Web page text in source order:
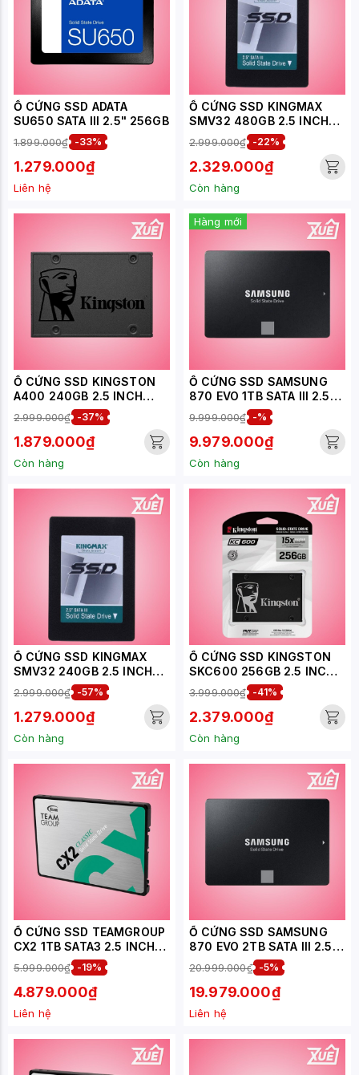
Ổ CỨNG SSD ADATA
SU650 SATA III 2.5" 256GB
1.899.000₫ -33%
1.279.000₫
Liên hệ
Ổ CỨNG SSD KINGMAX
SMV32 480GB 2.5 INCH
SATA3 (ĐỌC 500MB/S -
GHI 480MB/S) -
(KM480GSMV32)
2.999.000₫ -22%
2.329.000₫
Còn hàng
Ổ CỨNG SSD KINGSTON
A400 240GB 2.5 INCH
SATA3 (ĐỌC 500MB/S -
GHI 450MB/S) -
(SA400S37/240G)
2.999.000₫ -37%
1.879.000₫
Còn hàng
Hàng mới
Ổ CỨNG SSD SAMSUNG
870 EVO 1TB SATA III 2.5
INCH ( ĐỌC 560MB/S -
GHI 530MB/S) - (MZ-
77E1T0BW)
9.999.000₫ -%
9.979.000₫
Còn hàng
Ổ CỨNG SSD KINGMAX
SMV32 240GB 2.5 INCH
SATA3 (ĐỌC 500MB/S -
GHI 410MB/S)
2.999.000₫ -57%
1.279.000₫
Còn hàng
Ổ CỨNG SSD KINGSTON
SKC600 256GB 2.5 INCH
SATA3 (ĐỌC 550MB/S -
GHI 500MB/S) -
(KC600/256GB)
3.999.000₫ -41%
2.379.000₫
Còn hàng
Ổ CỨNG SSD TEAMGROUP
CX2 1TB SATA3 2.5 INCH
(ĐỌC 540MB/S, GHI
490MB/S) -
(T253X6001T0C101)
5.999.000₫ -19%
4.879.000₫
Liên hệ
Ổ CỨNG SSD SAMSUNG
870 EVO 2TB SATA III 2.5
INCH ( ĐỌC 560MB/S -
GHI 530MB/S) - (MZ-
77E2T0BW)
20.999.000₫ -5%
19.979.000₫
Liên hệ